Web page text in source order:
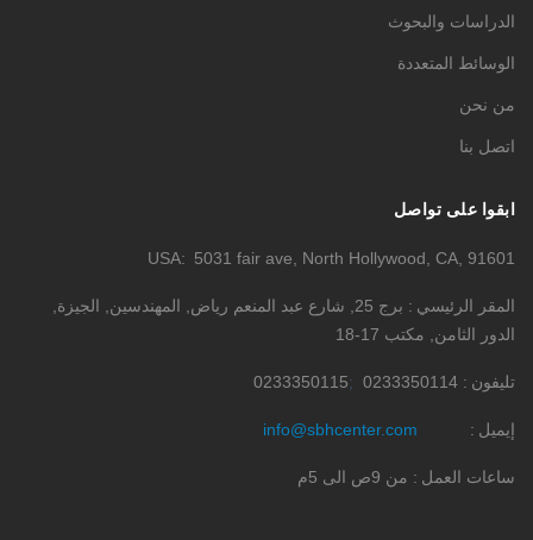
الدراسات والبحوث
الوسائط المتعددة
من نحن
اتصل بنا
ابقوا على تواصل
USA 5031 fair ave, North Hollywood, CA, 91601
المقر الرئيسي
برج 25, شارع عبد المنعم رياض, المهندسين, الجيزة,
الدور الثامن, مكتب 17-18
تليفون 0233350114
0233350115
إيميل info@sbhcenter.com
ساعات العمل من 9ص الى 5م